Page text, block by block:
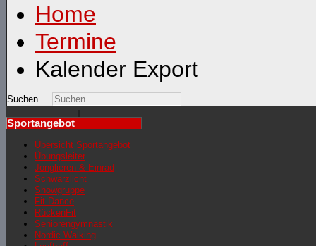
Home
Termine
Kalender Export
Suchen ...
Sportangebot
Übersicht Sportangebot
Übungsleiter
Jonglieren & Einrad
Schwarzlicht
Showgruppe
Fit Dance
RückenFit
Seniorengymnastik
Nordic Walking